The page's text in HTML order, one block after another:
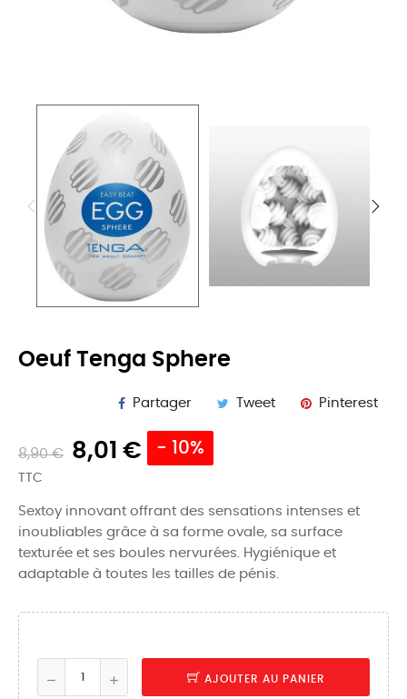
Oeuf Tenga Sphere
Partager Tweet Pinterest
8,90 € 8,01 € - 10%
TTC
Sextoy innovant offrant des sensations intenses et
inoubliables grâce à sa forme ovale, sa surface
texturée et ses boules nervurées. Hygiénique et
adaptable à toutes les tailles de pénis.
AJOUTER AU PANIER